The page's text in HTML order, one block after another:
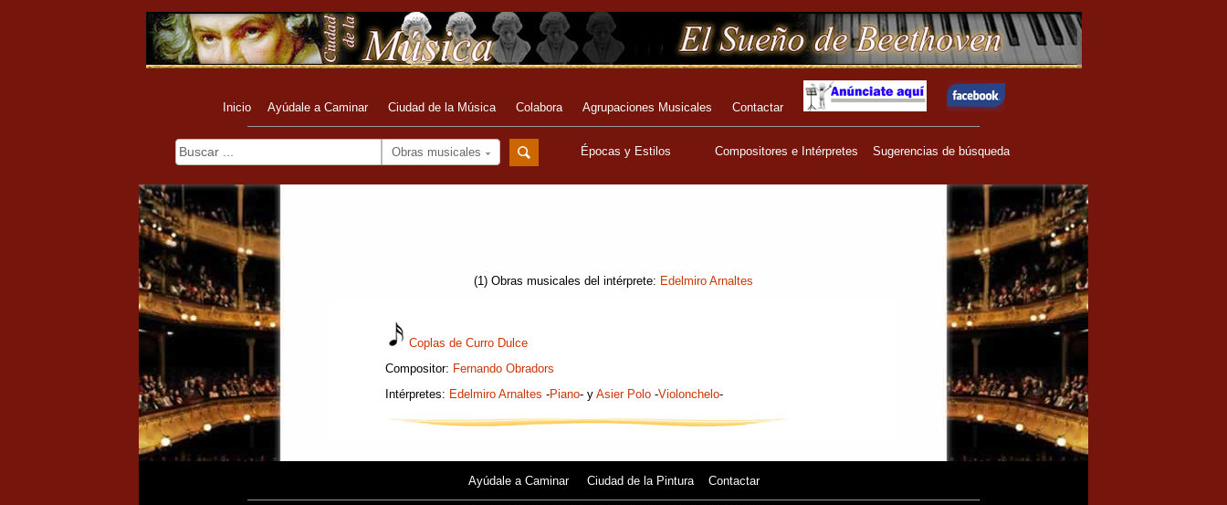
Inicio Ayúdale a Caminar Ciudad de la Música Colabora Agrupaciones Musicales Contactar
Obras musicales Épocas y Estilos Compositores e Intérpretes Sugerencias de búsqueda
(1) Obras musicales del intérprete: Edelmiro Arnaltes
Coplas de Curro Dulce
Compositor: Fernando Obradors
Intérpretes: Edelmiro Arnaltes -Piano- y Asier Polo -Violonchelo-
Ayúdale a Caminar Ciudad de la Pintura Contactar